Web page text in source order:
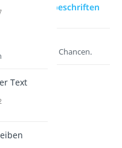
Brief beschriften
hier deine Chancen.
Text